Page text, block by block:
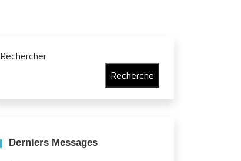
Rechercher
Recherche
Derniers Messages